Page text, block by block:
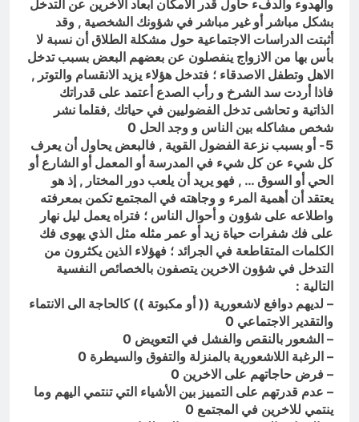
والهدوء والدفء حاول قدر الامكان ابعاد الاخرين عن التدخل
بشكل مباشر أو غير مباشر في شؤونك الشخصية , وقد
أثبتت الدراسات الاجتماعية حول مشكلة الطلاق أن نسبة لا
بأس بها من الازواج ينفصلون عن بعضهم البعض بسبب تدخل
الاهل وتطفل الاصدقاء ؛ فتدخل هؤلاء يزيد الانقسام والتوتر ,
فاذا أردت سد الشرخ و رأب الصدع أعتمد على قدراتك
الذاتية و تحاشى تدخل الفضوليين في حياتك ,فقلما نشر
شخص مشاكله بين الناس و وجد الحل 0
5- أو بسبب نزعة الفضول القوية , فالبعض يحاول أن يعرف
كل شيء عن كل شيء في المدرسة أو المعمل أو الشارع أو
الحي أو السوق … , فهو يريد أن يلعب دور المختار , إذ هو
يعتقد أن أهمية المرء و وجاهته في المجتمع تكمن بمعرفته
واطلاعه على شؤون و أحوال الناس ؛ فتراه يعمل ليل نهار
على فك شفرات حياة زيد أو عمر مثله مثل الذي يهوى فك
الكلمات المتقاطعة في الجرائد ؛ فهؤلاء الذين يكثرون من
التدخل في شؤون الاخرين يتصفون بالخصائص النفسية
التالية :
– لديهم دوافع لاشعورية (( أو مكبوتة )) كالحاجة الى الانتماء
والتقدير الاجتماعي 0
– الشعور بالنقص والفشل في التعويض 0
– الرغبة اللاشعورية بالمنزلة والتفوق والسيطرة 0
– فرض حاجاتهم على الاخرين 0
– عدم قدرتهم على التمييز بين الأشياء التي تنتمي اليهم وما
ينتمي للاخرين في المجتمع 0